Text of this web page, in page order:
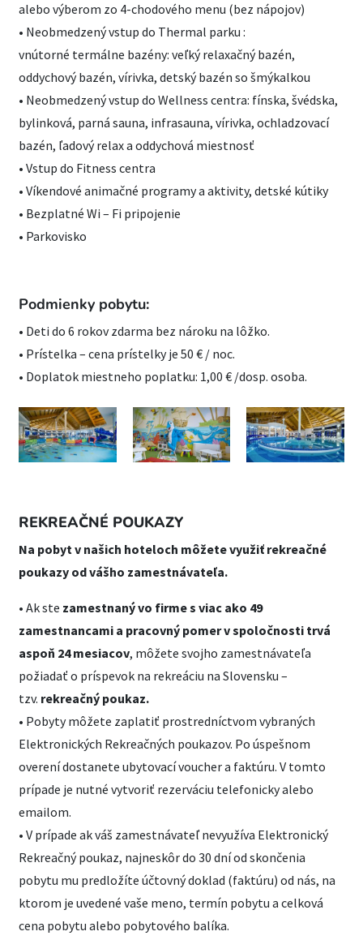
alebo výberom zo 4-chodového menu (bez nápojov)
• Neobmedzený vstup do Thermal parku :
vnútorné termálne bazény: veľký relaxačný bazén,
oddychový bazén, vírivka, detský bazén so šmýkalkou
• Neobmedzený vstup do Wellness centra: fínska, švédska,
bylinková, parná sauna, infrasauna, vírivka, ochladzovací
bazén, ľadový relax a oddychová miestnosť
• Vstup do Fitness centra
• Víkendové animačné programy a aktivity, detské kútiky
• Bezplatné Wi – Fi pripojenie
• Parkovisko
Podmienky pobytu:
• Deti do 6 rokov zdarma bez nároku na lôžko.
• Prístelka – cena prístelky je 50 € / noc.
• Doplatok miestneho poplatku: 1,00 € /dosp. osoba.
REKREAČNÉ POUKAZY
Na pobyt v našich hoteloch môžete využiť rekreačné
poukazy od vášho zamestnávateľa.
• Ak ste zamestnaný vo firme s viac ako 49
zamestnancami a pracovný pomer v spoločnosti trvá
aspoň 24 mesiacov, môžete svojho zamestnávateľa
požiadať o príspevok na rekreáciu na Slovensku –
tzv. rekreačný poukaz.
• Pobyty môžete zaplatiť prostredníctvom vybraných
Elektronických Rekreačných poukazov. Po úspešnom
overení dostanete ubytovací voucher a faktúru. V tomto
prípade je nutné vytvoriť rezerváciu telefonicky alebo
emailom.
• V prípade ak váš zamestnávateľ nevyužíva Elektronický
Rekreačný poukaz, najneskôr do 30 dní od skončenia
pobytu mu predložíte účtovný doklad (faktúru) od nás, na
ktorom je uvedené vaše meno, termín pobytu a celková
cena pobytu alebo pobytového balíka.